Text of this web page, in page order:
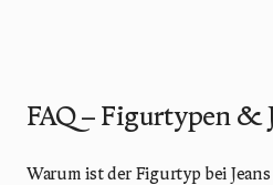
FAQ – Figurtypen &
Warum ist der Figurtyp bei